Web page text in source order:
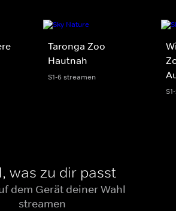
Taronga Zoo
Hautnah
S1-6 streamen
was zu dir passt
dem Gerät deiner Wahl
streamen